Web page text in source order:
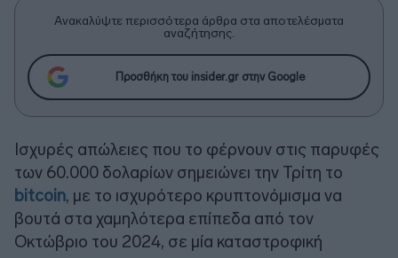
Ανακαλύψτε περισσότερα άρθρα στα αποτελέσματα
αναζήτησης.
Προσθήκη του insider.gr στην Google
Ισχυρές απώλειες που το φέρνουν στις παρυφές
των 60.000 δολαρίων σημειώνει την Τρίτη το
bitcoin, με το ισχυρότερο κρυπτονόμισμα να
βουτά στα χαμηλότερα επίπεδα από τον
Οκτώβριο του 2024, σε μία καταστροφική